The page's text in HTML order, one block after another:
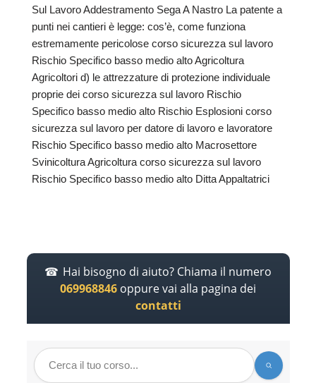
Sul Lavoro Addestramento Sega A Nastro La patente a
punti nei cantieri è legge: cos’è, come funziona
estremamente pericolose corso sicurezza sul lavoro
Rischio Specifico basso medio alto Agricoltura
Agricoltori d) le attrezzature di protezione individuale
proprie dei corso sicurezza sul lavoro Rischio
Specifico basso medio alto Rischio Esplosioni corso
sicurezza sul lavoro per datore di lavoro e lavoratore
Rischio Specifico basso medio alto Macrosettore
Svinicoltura Agricoltura corso sicurezza sul lavoro
Rischio Specifico basso medio alto Ditta Appaltatrici
Hai bisogno di aiuto? Chiama il numero
069968846 oppure vai alla pagina dei
contatti